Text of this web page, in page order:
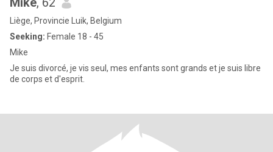
Liège, Provincie Luik, Belgium
Seeking: Female 18 - 45
Mike
Je suis divorcé, je vis seul, mes enfants sont grands et je suis libre
de corps et d'esprit.